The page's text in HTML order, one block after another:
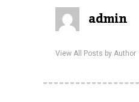
admin
View All Posts by Author